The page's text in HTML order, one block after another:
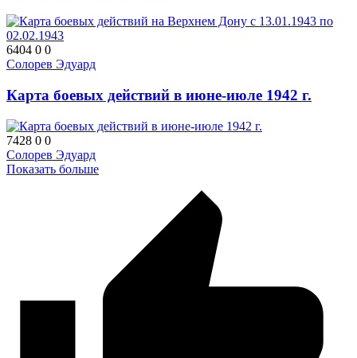
6404 0 0
Солорев Эдуард
Карта боевых действий в июне-июле 1942 г.
7428 0 0
Солорев Эдуард
Показать больше